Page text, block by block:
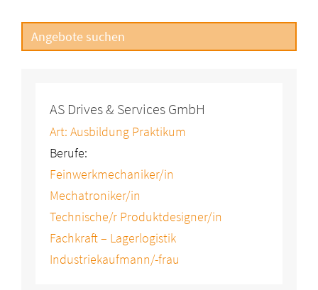
AS Drives & Services GmbH
Art: Ausbildung Praktikum
Berufe:
Feinwerkmechaniker/in
Mechatroniker/in
Technische/r Produktdesigner/in
Fachkraft – Lagerlogistik
Industriekaufmann/-frau